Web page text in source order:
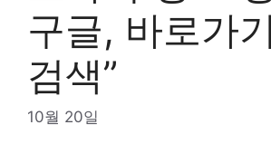
구글, 바로가
검색”
10월 20일